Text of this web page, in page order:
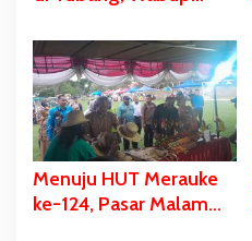
dan Eksekusi Berikan
Bantuan Dana
Perbaikan
Menuju HUT Merauke
ke-124, Pasar Malam